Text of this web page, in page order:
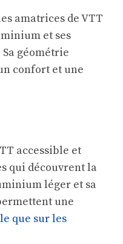
amatrices de VTT
et ses
géométrie
confort et une
accessible et
qui découvrent la
léger et sa
une
que sur les